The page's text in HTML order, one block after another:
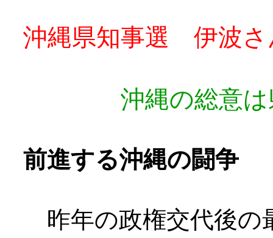
沖縄県知事選 伊波さ
沖縄の総意は県
前進する沖縄の闘争
昨年の政権交代後の